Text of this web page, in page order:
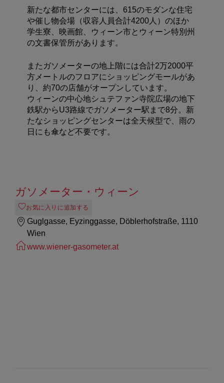
新たな都市センターには、615のモダンな住宅
や催し物会場（収容人員合計4200人）のほか
学生寮、映画館、ウィーン市とウィーン特別州
の文書保管所があります。
またガソメーターの地上階には合計2万2000平
方メートルのフロアにショッピングモールがあ
り、約70の店舗がオープンしています。
ウィーンの中心地シュテファン寺院広場の地下
鉄駅からU3路線でガソメーター駅まで8分。新
たなショッピングセンターは全天候型で、雨の
日にも傘など不要です。
ガソメーター・ウィーン
お気に入りに追加する
Guglgasse, Eyzinggasse, Döblerhofstraße, 1110
Wien
www.wiener-gasometer.at